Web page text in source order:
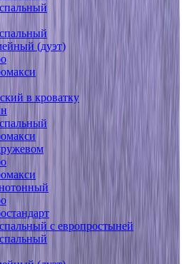
(дуэт)
в кроватку
с европростыней